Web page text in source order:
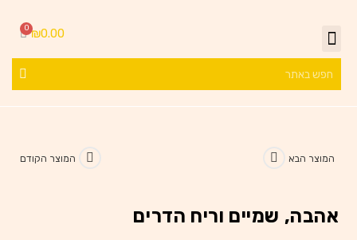
₪0.00
המוצר הקודם המוצר הבא
אהבה, שמיים וריח הדרים